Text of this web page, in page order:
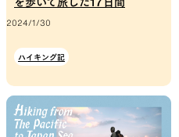
型行動着
SLEEPING PADS
を歩いて旅した17日間
2024/1/30
ハイキング記